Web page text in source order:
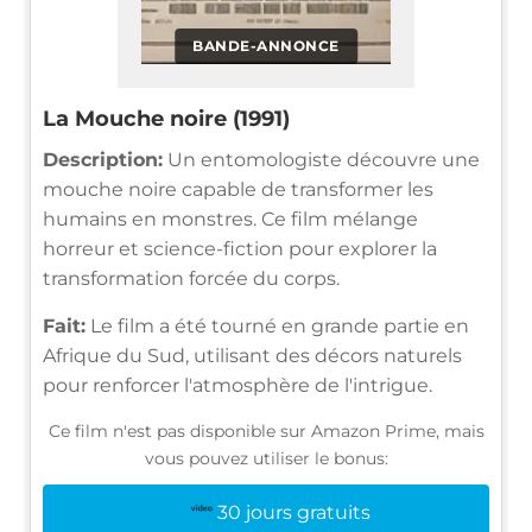
BANDE-ANNONCE
La Mouche noire (1991)
Description: Un entomologiste découvre une
mouche noire capable de transformer les
humains en monstres. Ce film mélange
horreur et science-fiction pour explorer la
transformation forcée du corps.
Fait: Le film a été tourné en grande partie en
Afrique du Sud, utilisant des décors naturels
pour renforcer l'atmosphère de l'intrigue.
Ce film n'est pas disponible sur Amazon Prime, mais
vous pouvez utiliser le bonus:
30 jours gratuits